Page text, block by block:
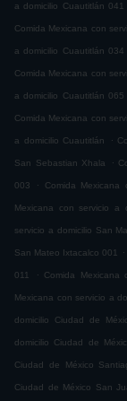
a domicilio Cuautitlán 041
Comida Mexicana con
a domicilio Cuautitlán 034
Comida Mexicana con
a domicilio Cuautitlán 065
Comida Mexicana con
a domicilio Cuautitlán .
San Sebastian Xhala .
003 . Comida
Mexicana con servicio a
servicio a domicilio San
San Mateo Ixtacalco 001 .
011 . Comida Mexicana
Mexicana con servicio a
domicilio Ciudad de
domicilio Ciudad de
Ciudad de México
Ciudad de México San